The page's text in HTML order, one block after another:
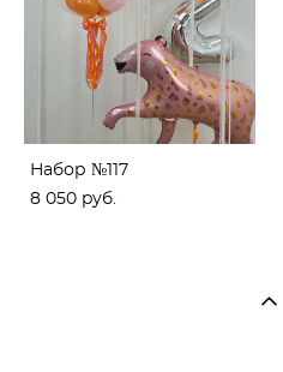
Набор №117
8 050 pуб.